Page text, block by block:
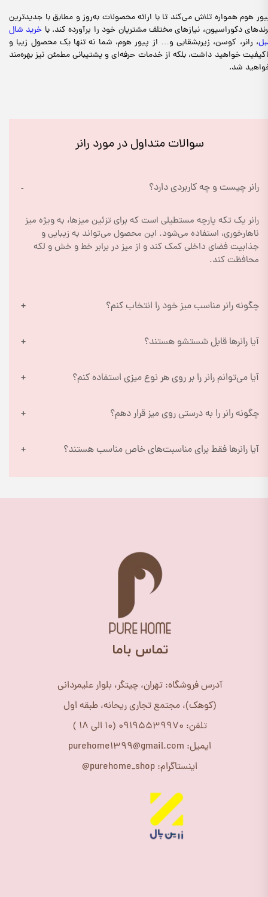
هوم همواره تلاش می‌کند تا با ارائه محصولات به‌روز و مطابق با جدیدترین
دکوراسیون، نیازهای مختلف مشتریان خود را برآورده کند. با خرید شال
، رانر، کوسن، زیربشقابی و… از پیور هوم، شما نه تنها یک محصول زیبا و
خواهید داشت، بلکه از خدمات حرفه‌ای و پشتیبانی مطمئن نیز بهره‌مند
شد.
سوالات متداول در مورد رانر
رانر چیست و چه کاربردی دارد؟
محافظت کند.
چگونه رانر مناسب میز خود را انتخاب کنم؟
آیا رانرها قابل شستشو هستند؟
آیا می‌توانم رانر را بر روی هر نوع میزی استفاده کنم؟
چگونه رانر را به درستی روی میز قرار دهم؟
آیا رانرها فقط برای مناسبت‌های خاص مناسب هستند؟
​تماس باما
آدرس فروشگاه: تهران، چیتگر، بلوار علیمردانی
(کوهک)، مجتمع تجاری ریحانه، طبقه اول
تلفن: 09195539970 (10 الی 18 )
ایمیل: purehome1399@gmail.com
اینستاگرام: purehome_shop@